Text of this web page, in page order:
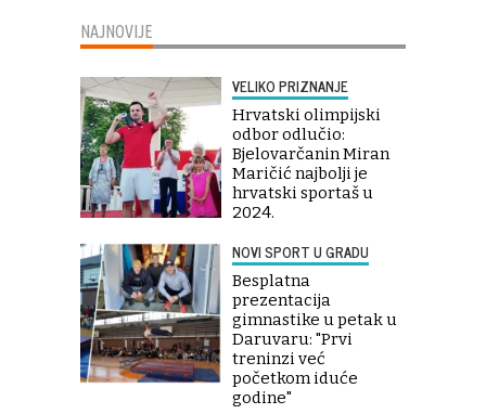
NAJNOVIJE
VELIKO PRIZNANJE
Hrvatski olimpijski
odbor odlučio:
Bjelovarčanin Miran
Maričić najbolji je
hrvatski sportaš u
2024.
NOVI SPORT U GRADU
Besplatna
prezentacija
gimnastike u petak u
Daruvaru: "Prvi
treninzi već
početkom iduće
godine"